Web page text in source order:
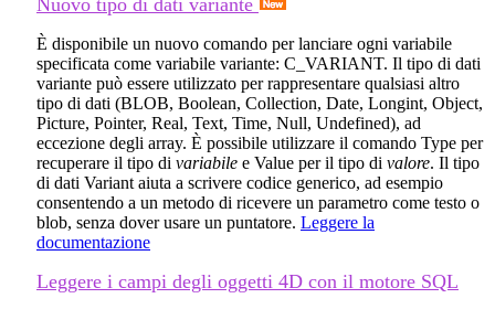
È disponibile un nuovo comando per lanciare ogni variabile
specificata come variabile variante: C_VARIANT. Il tipo di dati
variante può essere utilizzato per rappresentare qualsiasi altro
tipo di dati (BLOB, Boolean, Collection, Date, Longint, Object,
Picture, Pointer, Real, Text, Time, Null, Undefined), ad
eccezione degli array. È possibile utilizzare il comando Type per
recuperare il tipo di variabile e Value per il tipo di valore. Il tipo
di dati Variant aiuta a scrivere codice generico, ad esempio
consentendo a un metodo di ricevere un parametro come testo o
blob, senza dover usare un puntatore. Leggere la
documentazione
Leggere i campi degli oggetti 4D con il motore SQL